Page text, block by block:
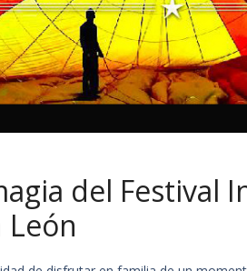
del Festival
León